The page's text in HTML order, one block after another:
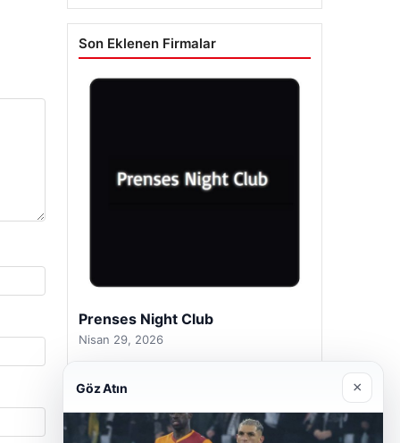
Son Eklenen Firmalar
Prenses Night Club
Nisan 29, 2026
Göz Atın ×